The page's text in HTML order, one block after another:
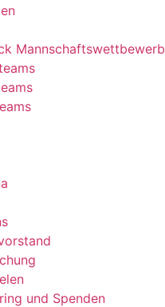
Mannschaftswettbewerb
und Spenden